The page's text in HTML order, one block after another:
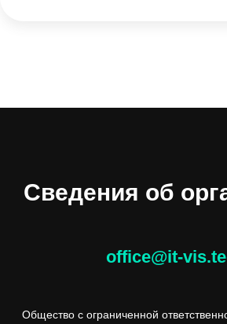
Сведения об
office@it-
Общество с ограниченной